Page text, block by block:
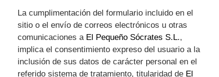
La cumplimentación del formulario incluido en el
sitio o el envío de correos electrónicos u otras
comunicaciones a El Pequeño Sócrates S.L.,
implica el consentimiento expreso del usuario a la
inclusión de sus datos de carácter personal en el
referido sistema de tratamiento, titularidad de El